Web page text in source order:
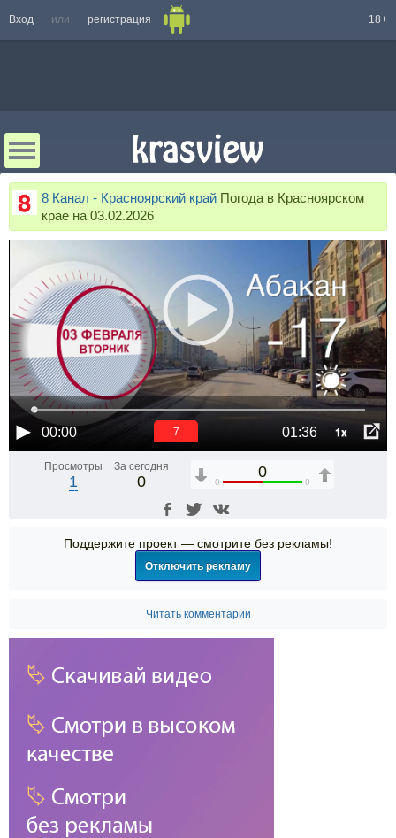
Вход или регистрация 18+
8 Канал - Красноярский край Погода в Красноярском
крае на 03.02.2026
00:00 01:36 1x
6
Просмотры
1
За сегодня
0
0
0 0
Поддержите проект — смотрите без рекламы!
Отключить рекламу
Читать комментарии